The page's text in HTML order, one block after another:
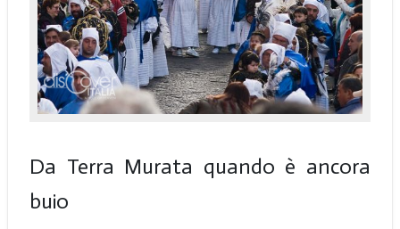
Da Terra Murata quando è ancora
buio